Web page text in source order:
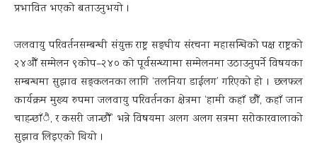
प्रभावित भएको बताउनुभयो ।
जलवायु परिवर्तनसम्बन्धी संयुक्त राष्ट्र सङ्घीय संरचना महासन्धिको पक्ष राष्ट्रको
२४औँ सम्मेलन ९कोप–२४० को पूर्वसन्ध्यामा सम्मेलनमा उठाउनुपर्ने विषयका
सम्बन्धमा सुझाव सङ्कलनका लागि ‘तलनिया डाईलग’ गरिएको हो । छलफल
कार्यक्रम मुख्य रुपमा जलवायु परिवर्तनका क्षेत्रमा ‘हामी कहाँ छौँ, कहाँ जान
चाहन्छाँै, र कसरी जान्छौँ’ भन्ने विषयमा अलग अलग सत्रमा सरोकारवालाको
सुझाव लिइएको थियो ।